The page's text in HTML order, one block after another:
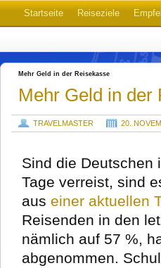
Startseite Reiseziele
Mehr Geld in der Reisekasse
Mehr Geld in der
TRAVELMASTER 20.
Sind die Deutschen
Tage verreist, sind
aus einer aktuellen
Reisenden in den
nämlich auf 57 %,
abgenommen.